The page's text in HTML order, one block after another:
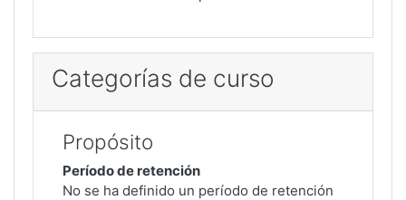
Categorías de curso
Propósito
Período de retención
No se ha definido un período de retención